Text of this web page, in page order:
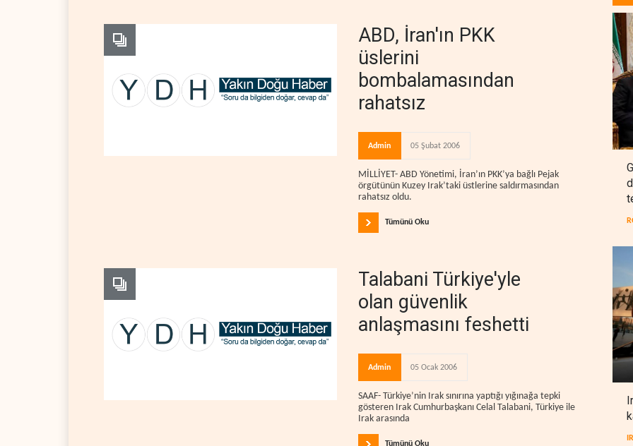
ABD, İran'ın PKK
üslerini
bombalamasından
rahatsız
Admin 05 Şubat 2006
MİLLİYET- ABD Yönetimi, İran’ın PKK’ya bağlı Pejak
örgütünün Kuzey Irak’taki üstlerine saldırmasından
rahatsız oldu.
Tümünü Oku
Talabani Türkiye'yle
olan güvenlik
anlaşmasını feshetti
Admin 05 Ocak 2006
SAAF- Türkiye’nin Irak sınırına yaptığı yığınağa tepki
gösteren Irak Cumhurbaşkanı Celal Talabani, Türkiye ile
Irak arasında
Tümünü Oku